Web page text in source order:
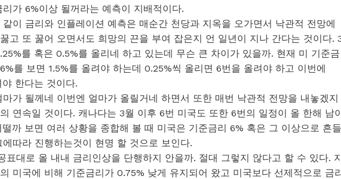
가 6%이상 될꺼라는 예측이 지배적이다.
이 금리와 인플레이션 예측은 매순간 천당과 지옥을 오가면서 낙관적 전망에
고 또 꿇어 오면서도 희망의 끈을 부여 잡은지 언 일년이 지나 간다는 것이다.
를 혹은 0.5%를 올리네 하고 있는데 무슨 큰 차이가 있을까. 현재 미 기준금
를 보면 1.5%를 올려야 하는데 0.25%씩 올리면 6번을 올려야 하고 이번에
한다는 것이다.
가 될께네 이번엔 얼마가 올릴거네 하면서 또한 매번 낙관적 전망을 내놓겠지
연속일 것이다. 캐나다는 3월 이후 6번 미국도 또한 6번의 일정이 올 한해 남
까 보면 여러 상황을 종합해 볼 때 미국은 기준금리 6% 혹은 그 이상으로 흔들
따라 진행하는것이 현명 할 것으로 보인다.
표대로 올 내내 금리인상을 단행하지 안을까. 절대 그렇지 않다고 할 수 있다.
미국에 비해 기준금리가 0.75% 낮게 유지되어 왔고 미국보다 선제적으로 금